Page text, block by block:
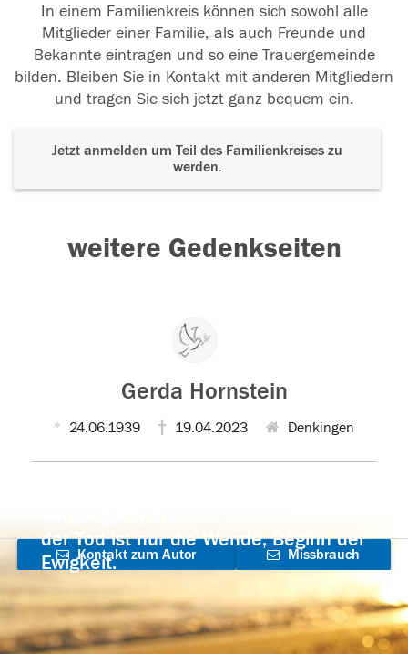
In einem Familienkreis können sich sowohl alle
Mitglieder einer Familie, als auch Freunde und
Bekannte eintragen und so eine Trauergemeinde
bilden. Bleiben Sie in Kontakt mit anderen Mitgliedern
und tragen Sie sich jetzt ganz bequem ein.
Jetzt anmelden um Teil des Familienkreises zu
werden.
weitere Gedenkseiten
Gerda Hornstein
24.06.1939 19.04.2023 Denkingen
der Tod ist nur die Wende, Beginn der
Ewigkeit.
Kontakt zum Autor
aufnehmen
Missbrauch